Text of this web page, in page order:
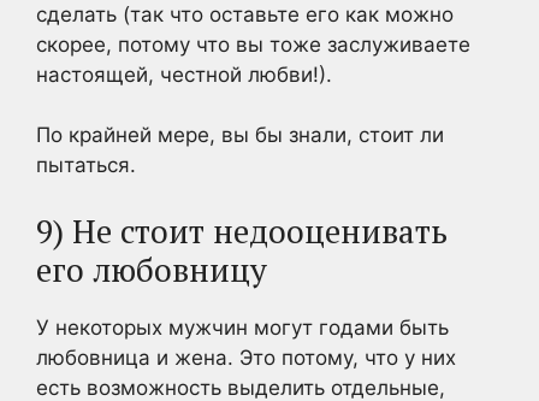
сделать (так что оставьте его как можно
скорее, потому что вы тоже заслуживаете
настоящей, честной любви!).
По крайней мере, вы бы знали, стоит ли
пытаться.
9) Не стоит недооценивать
его любовницу
У некоторых мужчин могут годами быть
любовница и жена. Это потому, что у них
есть возможность выделить отдельные,